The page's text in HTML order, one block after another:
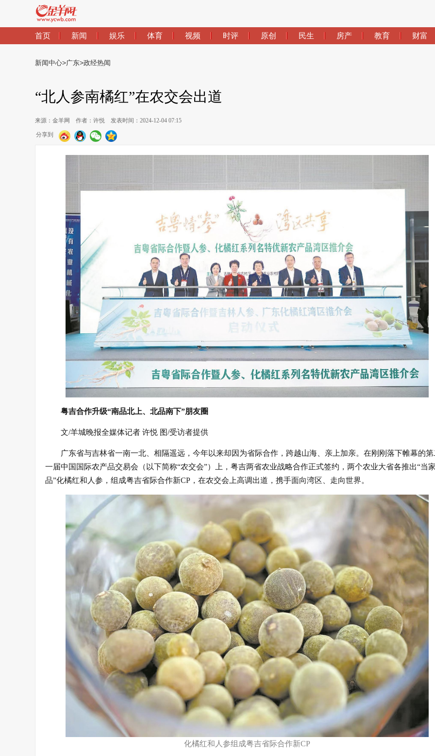
首页 新闻 娱乐 体育 视频 时评 原创 民生 房产 教育 财富
新闻中心>广东>政经热闻
“北人参南橘红”在农交会出道
来源：金羊网 作者：许悦 发表时间：2024-12-04 07:15
分享到
粤吉合作升级“南品北上、北品南下”朋友圈
文/羊城晚报全媒体记者 许悦 图/受访者提供
广东省与吉林省一南一北、相隔遥远，今年以来却因为省际合作，跨越山海、亲上加亲。在刚刚落下帷幕的
一届中国国际农产品交易会（以下简称“农交会”）上，粤吉两省农业战略合作正式签约，两个农业大省各推出“当
品”化橘红和人参，组成粤吉省际合作新CP，在农交会上高调出道，携手面向湾区、走向世界。
化橘红和人参组成粤吉省际合作新CP